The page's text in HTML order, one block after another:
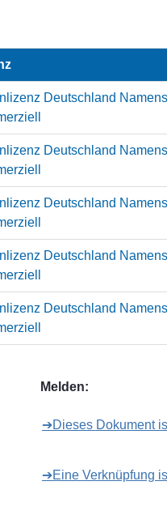
Deutschland
Deutschland
Deutschland
Deutschland
Deutschland
Melden:
➔Dieses
➔Eine